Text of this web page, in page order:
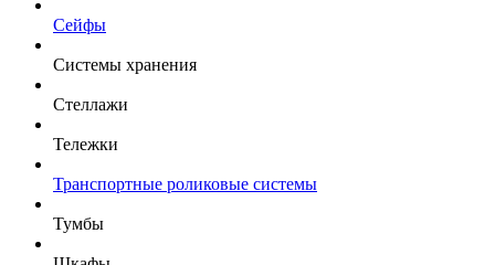
Сейфы
Системы хранения
Стеллажи
Тележки
Транспортные роликовые системы
Тумбы